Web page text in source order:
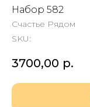
Набор 582
Счастье Рядом
SKU:
3700,00 р.